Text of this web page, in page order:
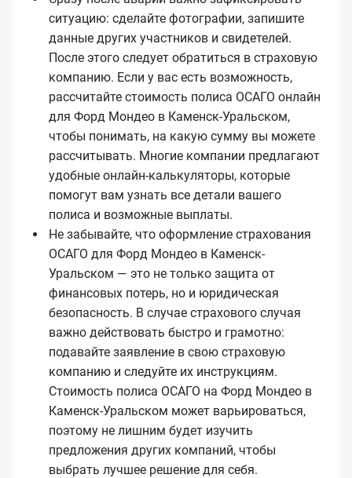
ситуацию: сделайте фотографии, запишите
данные других участников и свидетелей.
После этого следует обратиться в страховую
компанию. Если у вас есть возможность,
рассчитайте стоимость полиса ОСАГО онлайн
для Форд Мондео в Каменск-Уральском,
чтобы понимать, на какую сумму вы можете
рассчитывать. Многие компании предлагают
удобные онлайн-калькуляторы, которые
помогут вам узнать все детали вашего
полиса и возможные выплаты.
Не забывайте, что оформление страхования
ОСАГО для Форд Мондео в Каменск-
Уральском — это не только защита от
финансовых потерь, но и юридическая
безопасность. В случае страхового случая
важно действовать быстро и грамотно:
подавайте заявление в свою страховую
компанию и следуйте их инструкциям.
Стоимость полиса ОСАГО на Форд Мондео в
Каменск-Уральском может варьироваться,
поэтому не лишним будет изучить
предложения других компаний, чтобы
выбрать лучшее решение для себя.